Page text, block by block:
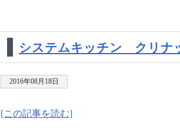
システムキッチン クリ
2016年08月18日
[この記事を読む]